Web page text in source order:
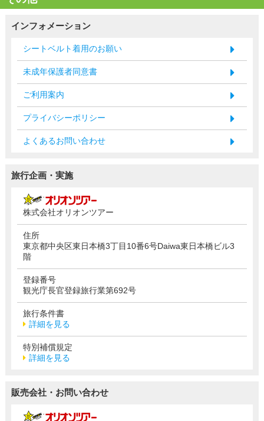
インフォメーション
シートベルト着用のお願い
未成年保護者同意書
ご利用案内
プライバシーポリシー
よくあるお問い合わせ
旅行企画・実施
株式会社オリオンツアー
住所
東京都中央区東日本橋3丁目10番6号Daiwa東日本橋ビル3
階
登録番号
観光庁長官登録旅行業第692号
旅行条件書
詳細を見る
特別補償規定
詳細を見る
販売会社・お問い合わせ